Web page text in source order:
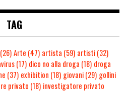
TAG
(26)Arte (47) artista (59) artisti(32)
(17) dico no alla droga (18) droga
(37) exhibition (18) giovani(29) gollini
privato (18) investigatore privato